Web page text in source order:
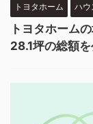
トヨタホーム ハウ
トヨタホーム
28.1坪の総額を